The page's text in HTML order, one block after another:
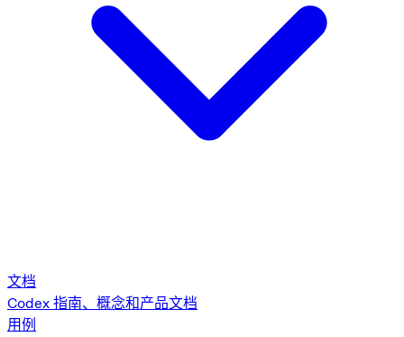
文档
Codex 指南、概念和产品文档
用例